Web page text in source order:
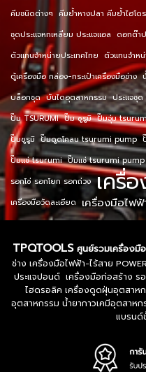
คีมชนิดต่างๆ คีมย้ำหางปลา คีมย้ำไฮโด
ชุดประแจหกเหลี่ยม ประแจแอล ดอกต๊า
ตัวแทนจำหน่ายประเทศไทย ตัวแทนจำห
ตู้เครื่องมือ กล่อง-กระเป๋าเครื่องมือช่าง
บล็อกชุด บันไดอุตสาหกรรม ประแจชุด
ปั๊ม TSURUMI ปั๊ม ซูรูมิ ปั๊มจุ่ม
ปั๊มซูรูมิ ปั๊มดูดโคลน tsurumi pump
ปั๊มแช่ tsurumi ปั๊มแช่ tsurumi pump
รอกโซ่ รอกโยก รอกถ่วง เครื่
เครื่องมือวัดละเอียด เครื่องมือไฟฟ้
TPQTOOLS ศูนย์รวมเครื่องมื
ช่าง เครื่องมือไฟฟ้า-ไร้สาย
ประแจปอนด์ เครื่องมือก่อสร้าง ร
ไฮดรอลิค เครื่องดูดฝุ่นอุตสาห
อุตสาหกรรม น้ำยากาวเคมีอุตสาห
แบรนด์